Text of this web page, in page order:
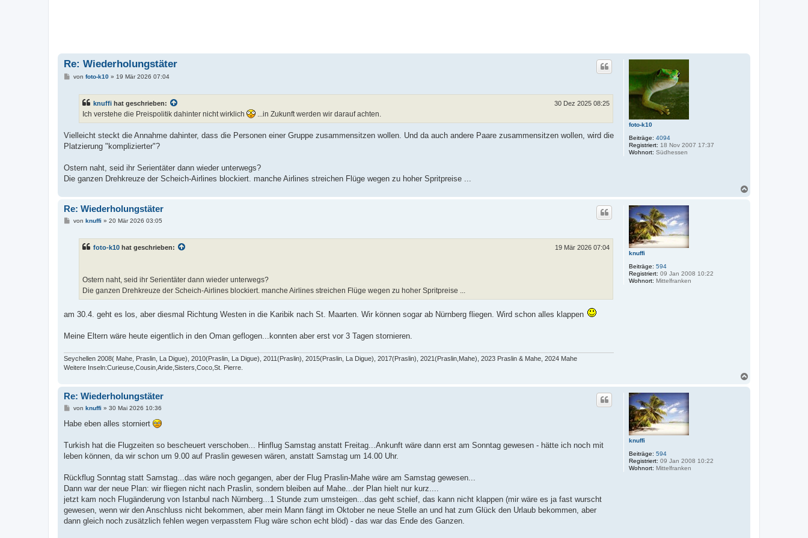
foto-k10
Beiträge: 4094
Registriert: 18 Nov 2007 17:37
Wohnort: Südhessen
Re: Wiederholungstäter
Bvon foto-k10» 19 Mär 2026 07:04
knuffi hat geschrieben: 30 Dez 2025 08:25
Ich verstehe die Preispolitik dahinter nicht wirklich ...in Zukunft werden wir darauf achten.
Vielleicht steckt die Annahme dahinter, dass die Personen einer Gruppe zusammensitzen wollen. Und da auch andere Paare zusammensitzen wollen, wird die
Platzierung "komplizierter"?
Ostern naht, seid ihr Serientäter dann wieder unterwegs?
Die ganzen Drehkreuze der Scheich-Airlines blockiert. manche Airlines streichen Flüge wegen zu hoher Spritpreise ...
knuffi
Beiträge: 594
Registriert: 09 Jan 2008 10:22
Wohnort: Mittelfranken
Re: Wiederholungstäter
Bvon knuffi » 20 Mär 2026 03:05
foto-k10 hat geschrieben: 19 Mär 2026 07:04
Ostern naht, seid ihr Serientäter dann wieder unterwegs?
Die ganzen Drehkreuze der Scheich-Airlines blockiert. manche Airlines streichen Flüge wegen zu hoher Spritpreise ...
am 30.4. geht es los, aber diesmal Richtung Westen in die Karibik nach St. Maarten. Wir können sogar ab Nürnberg fliegen. Wird schon alles klappen
Meine Eltern wäre heute eigentlich in den Oman geflogen...konnten aber erst vor 3 Tagen stornieren.
Seychellen 2008( Mahe, Praslin, La Digue), 2010(Praslin, La Digue), 2011(Praslin), 2015(Praslin, La Digue), 2017(Praslin), 2021(Praslin,Mahe), 2023 Praslin & Mahe, 2024 Mahe
Weitere Inseln:Curieuse,Cousin,Aride,Sisters,Coco,St. Pierre.
knuffi
Beiträge: 594
Registriert: 09 Jan 2008 10:22
Wohnort: Mittelfranken
Re: Wiederholungstäter
B
i
a
von knuffi » 30 Mai 2026 10:36
Habe eben alles storniert
Turkish hat die Flugzeiten so bescheuert verschoben... Hinflug Samstag anstatt Freitag...Ankunft wäre dann erst am Sonntag gewesen - hätte ich noch mit
leben können, da wir schon um 9.00 auf Praslin gewesen wären, anstatt Samstag um 14.00 Uhr.
Rückflug Sonntag statt Samstag...das wäre noch gegangen, aber der Flug Praslin-Mahe wäre am Samstag gewesen...
Dann war der neue Plan: wir fliegen nicht nach Praslin, sondern bleiben auf Mahe...der Plan hielt nur kurz....
jetzt kam noch Flugänderung von Istanbul nach Nürnberg...1 Stunde zum umsteigen...das geht schief, das kann nicht klappen (mir wäre es ja fast wurscht
gewesen, wenn wir den Anschluss nicht bekommen, aber mein Mann fängt im Oktober ne neue Stelle an und hat zum Glück den Urlaub bekommen, aber
dann gleich noch zusätzlich fehlen wegen verpasstem Flug wäre schon echt blöd) - das war das Ende des Ganzen.